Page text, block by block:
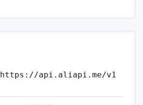
https://api.aliapi.me/v1